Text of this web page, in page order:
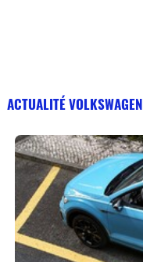
ACTUALITÉ VOLKSWAGEN